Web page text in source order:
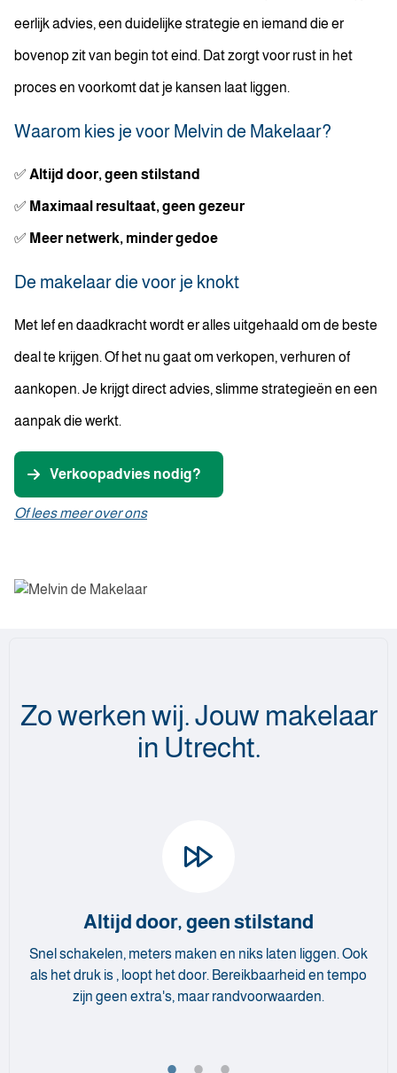
eerlijk advies, een duidelijke strategie en iemand die er
bovenop zit van begin tot eind. Dat zorgt voor rust in het
proces en voorkomt dat je kansen laat liggen.
Waarom kies je voor Melvin de Makelaar?
✅ Altijd door, geen stilstand
✅ Maximaal resultaat, geen gezeur
✅ Meer netwerk, minder gedoe
De makelaar die voor je knokt
Met lef en daadkracht wordt er alles uitgehaald om de beste
deal te krijgen. Of het nu gaat om verkopen, verhuren of
aankopen. Je krijgt direct advies, slimme strategieën en een
aanpak die werkt.
Verkoopadvies nodig?
Of lees meer over ons
Zo werken wij. Jouw makelaar
in Utrecht.
Altijd door, geen stilstand
Snel schakelen, meters maken en niks laten liggen. Ook
als het druk is , loopt het door. Bereikbaarheid en tempo
zijn geen extra's, maar randvoorwaarden.